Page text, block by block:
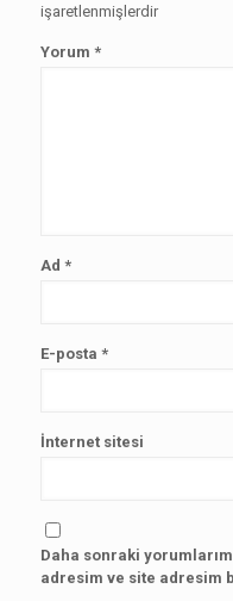
işaretlenmişlerdir
Yorum *
Ad *
E-posta *
İnternet sitesi
Daha sonraki
adresim ve site adresim